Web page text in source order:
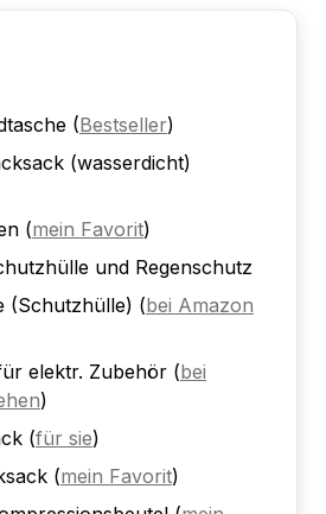
(Bestseller)
(wasserdicht)
(mein Favorit)
und Regenschutz
(Schutzhülle) (bei Amazon
elektr. Zubehör (bei
)
(für sie)
(mein Favorit)